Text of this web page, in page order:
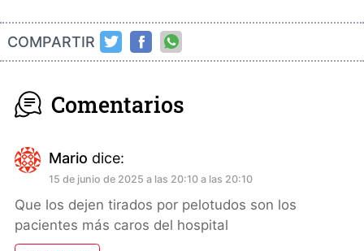
COMPARTIR
Comentarios
Mario dice:
15 de junio de 2025 a las 20:10 a las 20:10
Que los dejen tirados por pelotudos son los
pacientes más caros del hospital